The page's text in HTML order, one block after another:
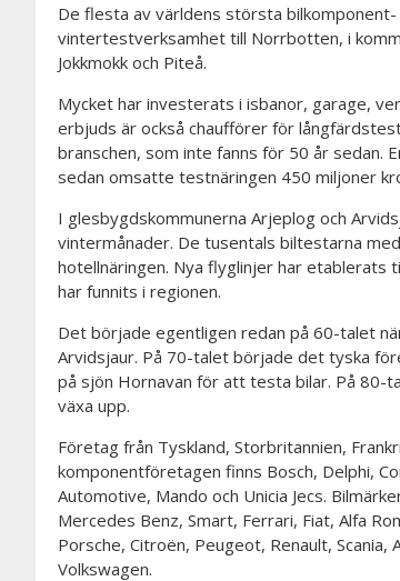
De flesta av världens största
vintertestverksamhet till Norrbotten, i
Jokkmokk och Piteå.
Mycket har investerats i isbanor, garage,
erbjuds är också chaufförer för
branschen, som inte fanns för 50 år sedan.
sedan omsatte testnäringen 450 miljoner
I glesbygdskommunerna Arjeplog och
vintermånader. De tusentals biltestarna
hotellnäringen. Nya flyglinjer har etablerats
har funnits i regionen.
Det började egentligen redan på 60-talet
Arvidsjaur. På 70-talet började det tyska
på sjön Hornavan för att testa bilar. På 80-
växa upp.
Företag från Tyskland, Storbritannien,
komponentföretagen finns Bosch, Delphi,
Automotive, Mando och Unicia Jecs.
Mercedes Benz, Smart, Ferrari, Fiat, Alfa
Porsche, Citroën, Peugeot, Renault, Scania,
Volkswagen.